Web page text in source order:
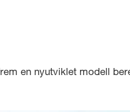
en nyutviklet modell